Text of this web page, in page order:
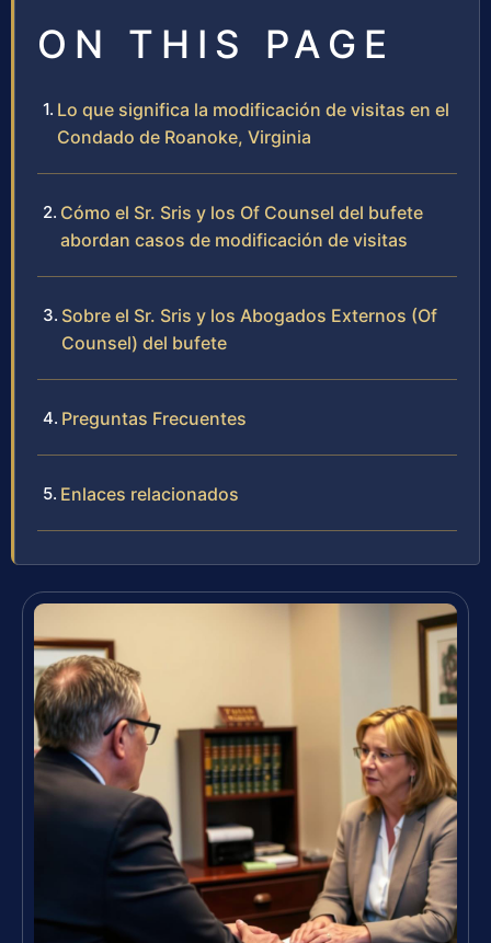
ON THIS PAGE
Lo que significa la modificación de visitas en el
Condado de Roanoke, Virginia
Cómo el Sr. Sris y los Of Counsel del bufete
abordan casos de modificación de visitas
Sobre el Sr. Sris y los Abogados Externos (Of
Counsel) del bufete
Preguntas Frecuentes
Enlaces relacionados